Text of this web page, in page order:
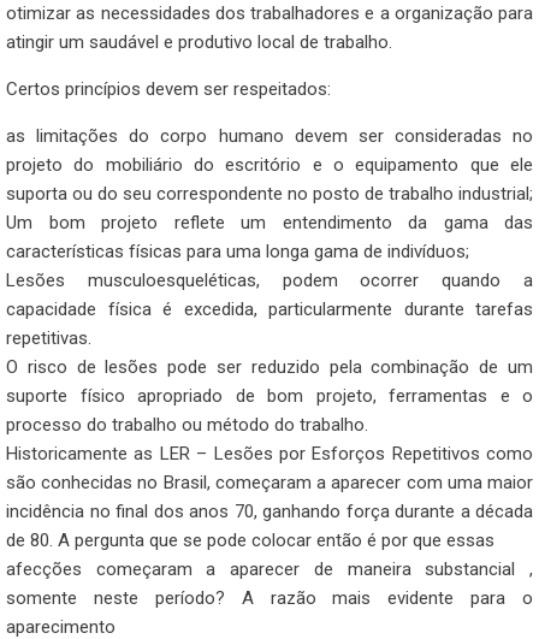
otimizar as necessidades dos trabalhadores e a organização para
atingir um saudável e produtivo local de trabalho.
Certos princípios devem ser respeitados:
as limitações do corpo humano devem ser consideradas no
projeto do mobiliário do escritório e o equipamento que ele
suporta ou do seu correspondente no posto de trabalho industrial;
Um bom projeto reflete um entendimento da gama das
características físicas para uma longa gama de indivíduos;
Lesões musculoesqueléticas, podem ocorrer quando a
capacidade física é excedida, particularmente durante tarefas
repetitivas.
O risco de lesões pode ser reduzido pela combinação de um
suporte físico apropriado de bom projeto, ferramentas e o
processo do trabalho ou método do trabalho.
Historicamente as LER – Lesões por Esforços Repetitivos como
são conhecidas no Brasil, começaram a aparecer com uma maior
incidência no final dos anos 70, ganhando força durante a década
de 80. A pergunta que se pode colocar então é por que essas
afecções começaram a aparecer de maneira substancial ,
somente neste período? A razão mais evidente para o
aparecimento